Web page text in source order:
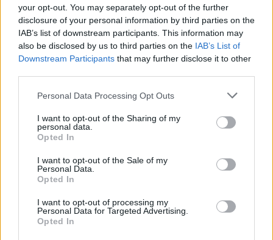
your opt-out. You may separately opt-out of the further
disclosure of your personal information by third parties on the
IAB’s list of downstream participants. This information may
also be disclosed by us to third parties on the IAB’s List of
Downstream Participants that may further disclose it to other
Please note that this website/app uses one or more Google
not limited to your visit or usage behaviour. You may click to
grant or deny consent to Google and its third-party tags to
use your data for below specified purposes in below Google
consent section.
Personal Data Processing Opt Outs
I want to opt-out of the Sharing of my
personal data.
Opted In
I want to opt-out of the Sale of my
Personal Data.
Opted In
I want to opt-out of processing my
Personal Data for Targeted Advertising.
Opted In
zajtrki res domači. Poleg domačih mesnin, marmelad,
sokov in peciva ponujajo tudi mlečne izdelke z lokalne
kmetije in se trudijo, da poznajo izvor sestavin, ki jih
Na kmetiji domuje kar nekaj živali. Konji, poniji, kozice,
pujsi, vietnamski pujs, zajčki, muca in kuža. Po dogovoru
vas z veseljem spoznajo z njimi in vas popeljejo v svet
kmetovanja. Po želji lahko z njimi opravite dnevna
opravila v hlevu in tako še bolje spoznate prebivalce
kmetije.